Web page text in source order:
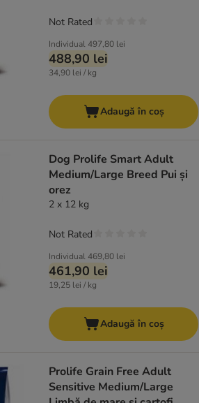
Individual497,80 lei
488,90 lei
34,90 lei / kg
Not Rated
Adaugă în coș
Dog Prolife Smart Adult
Medium/Large Breed Pui și
orez
2 x 12 kg
Individual469,80 lei
461,90 lei
19,25 lei / kg
Not Rated
Adaugă în coș
Prolife Grain Free Adult
Sensitive Medium/Large